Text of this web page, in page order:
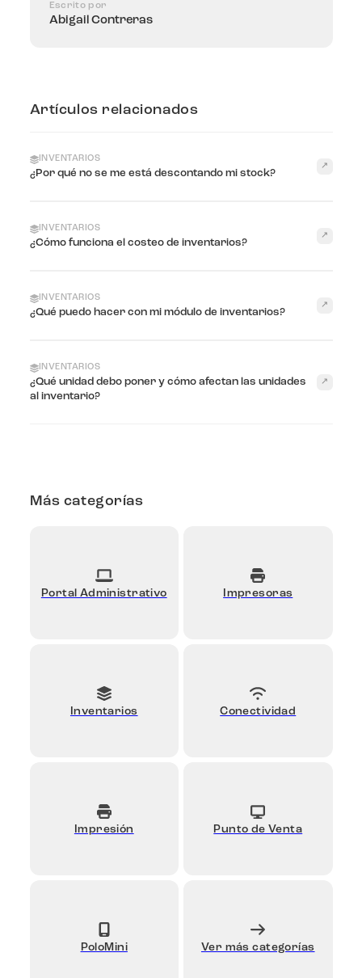
Escrito por
Abigail Contreras
Artículos relacionados
INVENTARIOS
¿Por qué no se me está descontando mi stock?
↗
INVENTARIOS
¿Cómo funciona el costeo de inventarios?
↗
INVENTARIOS
¿Qué puedo hacer con mi módulo de inventarios?
↗
INVENTARIOS
¿Qué unidad debo poner y cómo afectan las unidades
al inventario?
↗
Más categorías
Portal Administrativo Impresoras
Inventarios Conectividad
Impresión Punto de Venta
PoloMini Ver más categorías